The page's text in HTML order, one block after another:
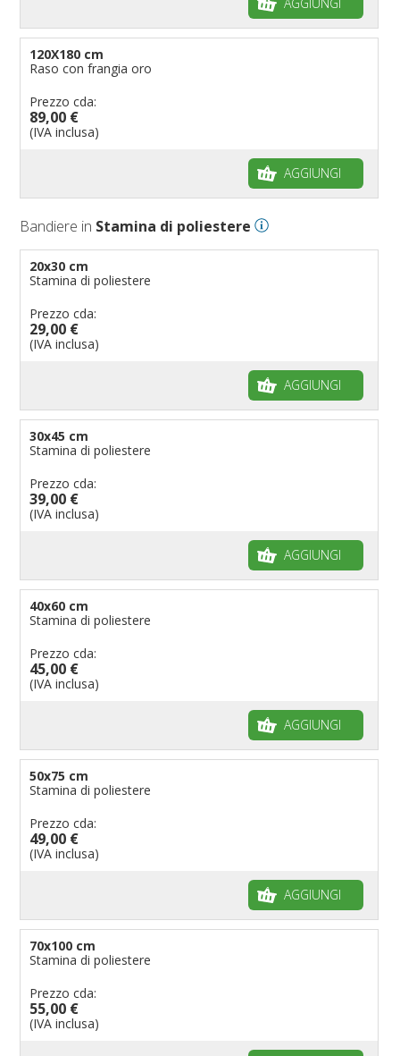
120X180 cm
Raso con frangia oro
Prezzo cda:
89,00 €
(IVA inclusa)
AGGIUNGI
Bandiere in Stamina di poliestere
20x30 cm
Stamina di poliestere
Prezzo cda:
29,00 €
(IVA inclusa)
AGGIUNGI
30x45 cm
Stamina di poliestere
Prezzo cda:
39,00 €
(IVA inclusa)
AGGIUNGI
40x60 cm
Stamina di poliestere
Prezzo cda:
45,00 €
(IVA inclusa)
AGGIUNGI
50x75 cm
Stamina di poliestere
Prezzo cda:
49,00 €
(IVA inclusa)
AGGIUNGI
70x100 cm
Stamina di poliestere
Prezzo cda:
55,00 €
(IVA inclusa)